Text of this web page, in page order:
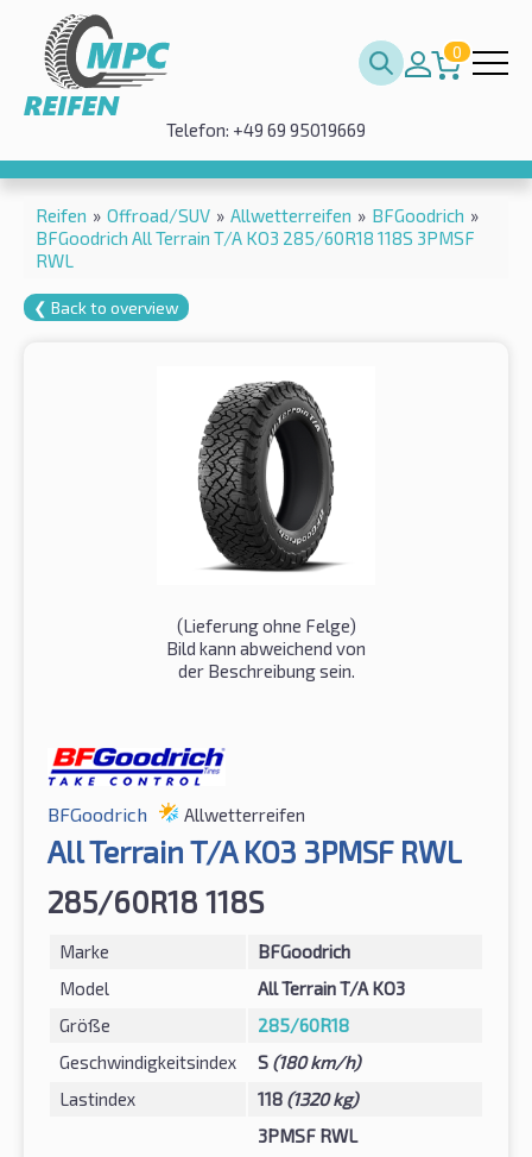
0
Telefon: +49 69 95019669
Reifen » Offroad/SUV » Allwetterreifen » BFGoodrich »
BFGoodrich All Terrain T/A KO3 285/60R18 118S 3PMSF
RWL
❮ Back to overview
(Lieferung ohne Felge)
Bild kann abweichend von
der Beschreibung sein.
BFGoodrich Allwetterreifen
All Terrain T/A KO3 3PMSF RWL
285/60R18 118S
Marke
BFGoodrich
Model
All Terrain T/A KO3
Größe
285/60R18
Geschwindigkeitsindex
S (180 km/h)
Lastindex
118 (1320 kg)
3PMSF RWL